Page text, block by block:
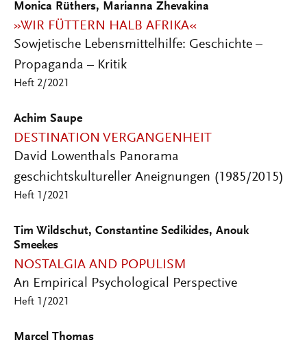
Monica Rüthers, Marianna Zhevakina
»WIR FÜTTERN HALB AFRIKA«
Sowjetische Lebensmittelhilfe: Geschichte –
Propaganda – Kritik
Heft 2/2021
Achim Saupe
DESTINATION VERGANGENHEIT
David Lowenthals Panorama
geschichtskultureller Aneignungen (1985/2015)
Heft 1/2021
Tim Wildschut, Constantine Sedikides, Anouk
Smeekes
NOSTALGIA AND POPULISM
An Empirical Psychological Perspective
Heft 1/2021
Marcel Thomas